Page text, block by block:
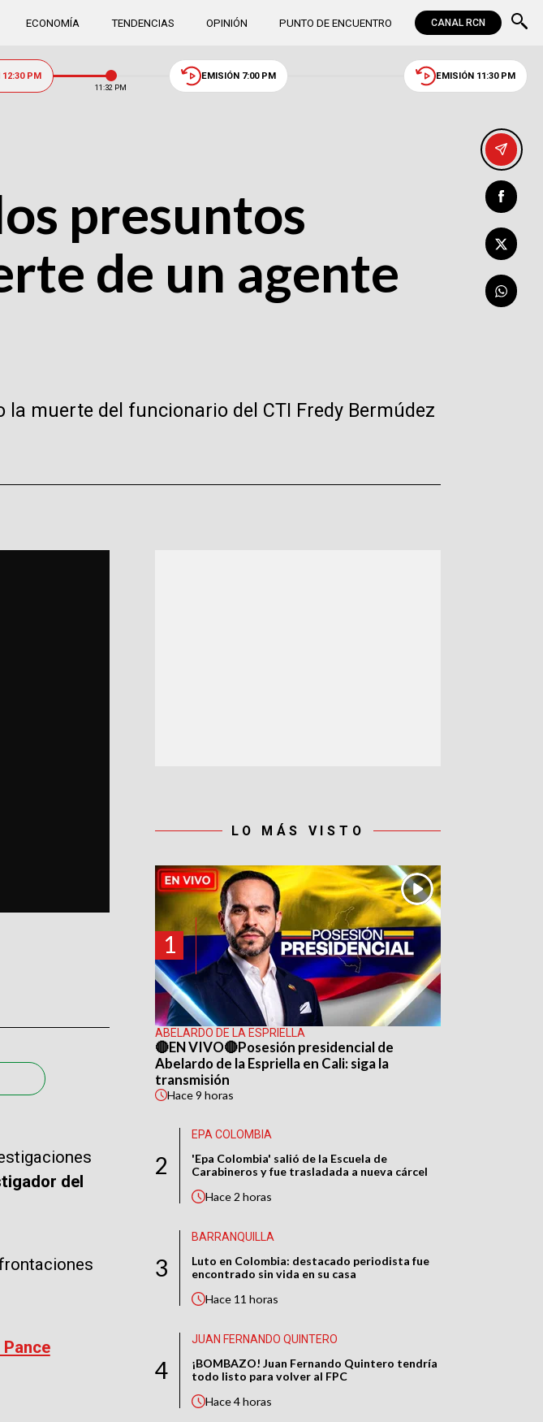
ECONOMÍA TENDENCIAS OPINIÓN PUNTO DE ENCUENTRO CANAL RCN
PM
11:32 PM
EMISIÓN 7:00 PM EMISIÓN 11:30 PM
presuntos
de un agente
muerte del funcionario del CTI Fredy Bermúdez
del
LO MÁS VISTO
1
ABELARDO DE LA ESPRIELLA
🔴EN VIVO🔴Posesión presidencial de
Abelardo de la Espriella en Cali: siga la
transmisión
Hace9 horas
2
EPA COLOMBIA
'Epa Colombia' salió de la Escuela de
Carabineros y fue trasladada a nueva cárcel
Hace2 horas
3
BARRANQUILLA
Luto en Colombia: destacado periodista fue
encontrado sin vida en su casa
Hace 11 horas
4
JUAN FERNANDO QUINTERO
¡BOMBAZO! Juan Fernando Quintero tendría
todo listo para volver al FPC
Hace4 horas